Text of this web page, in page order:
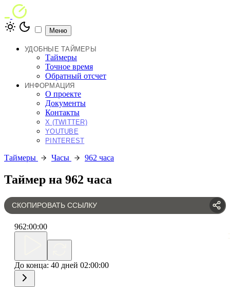
Меню
УДОБНЫЕ ТАЙМЕРЫ
Таймеры
Точное время
Обратный отсчет
ИНФОРМАЦИЯ
О проекте
Документы
Контакты
X (TWITTER)
YOUTUBE
PINTEREST
Таймеры Часы 962 часа
Таймер на 962 часа
СКОПИРОВАТЬ ССЫЛКУ
962:00:00
До конца: 40 дней 02:00:00